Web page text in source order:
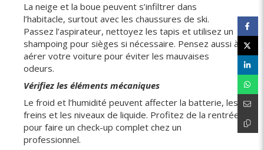
La neige et la boue peuvent s’infiltrer dans
l’habitacle, surtout avec les chaussures de ski.
Passez l’aspirateur, nettoyez les tapis et utilisez un
shampoing pour sièges si nécessaire. Pensez aussi à
aérer votre voiture pour éviter les mauvaises
odeurs.
Vérifiez les éléments mécaniques
Le froid et l’humidité peuvent affecter la batterie, les
freins et les niveaux de liquide. Profitez de la rentrée
pour faire un check-up complet chez un
professionnel.